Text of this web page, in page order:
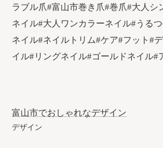
ラブル爪#富山市巻き爪#巻爪#大人シ
ネイル#大人ワンカラーネイル#うる
ネイル#ネイルトリム#ケア#フット#
イル#リングネイル#ゴールドネイル#
富山市でおしゃれなデザイン
デザイン